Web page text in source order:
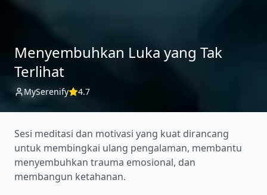
Menyembuhkan Luka yang Tak
Terlihat
MySerenify 4.7
Sesi meditasi dan motivasi yang kuat dirancang
untuk membingkai ulang pengalaman, membantu
menyembuhkan trauma emosional, dan
membangun ketahanan.